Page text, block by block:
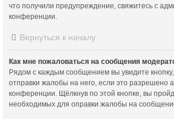
что получили предупреждение, свяжитесь с
конференции.
Вернуться к началу
Как мне пожаловаться на сообщения
Рядом с каждым сообщением вы увидите
отправки жалобы на него, если это разрешено
конференции. Щёлкнув по этой кнопке, вы
необходимых для оправки жалобы на